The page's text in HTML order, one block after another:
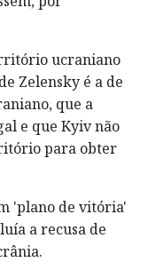
ucraniano
Zelensky é a de
que a
e que Kyiv não
para obter
'plano de vitória'
a recusa de